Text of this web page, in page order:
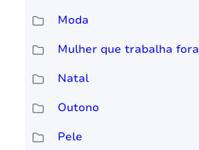
Moda
Mulher que trabalha fora
Natal
Outono
Pele